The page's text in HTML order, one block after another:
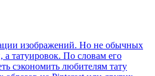
изображений. Но не обычных
татуировок. По словам его
сэкономить любителям тату